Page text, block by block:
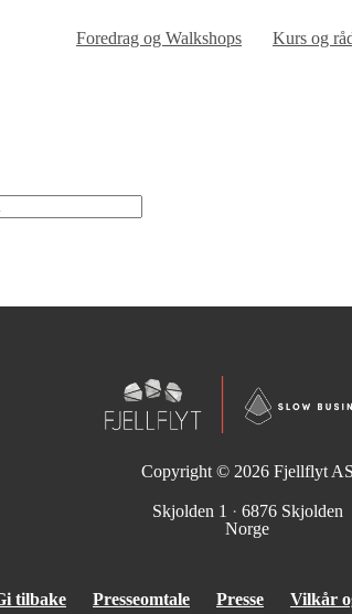
Foredrag og Walkshops Kurs og
Copyright © 2026 Fjellflyt AS
Skjolden 1 · 6876 Skjolden
Norge
tilbake Presseomtale Presse Vilkår